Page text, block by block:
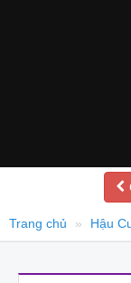
Trang chủ Hậu